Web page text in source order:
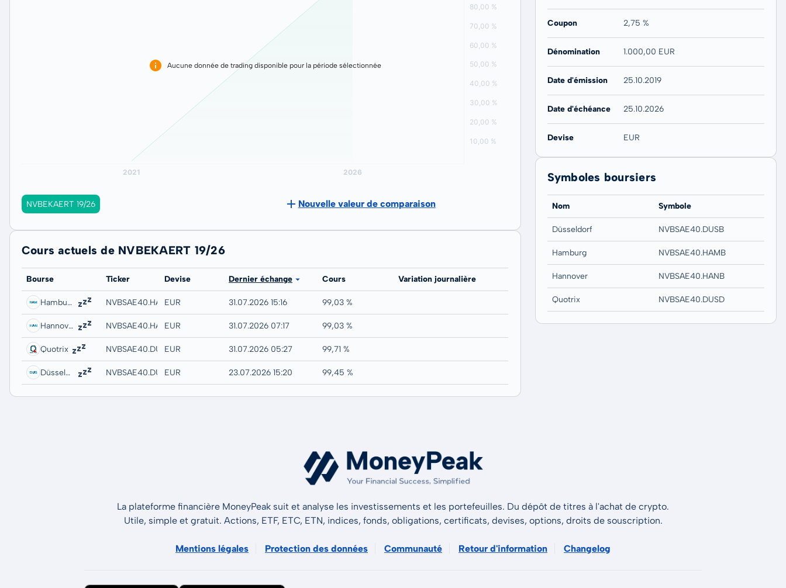
Aucune donnée de trading disponible pour la période sélectionnée
NVBEKAERT 19/26 Nouvelle valeur de comparaison
Cours actuels de NVBEKAERT 19/26
Bourse Ticker Devise Dernier échange Cours Variation journalière
Hamburg NVBSAE40.HAMBEUR 31.07.2026 15:16 99,03 %
Hannover NVBSAE40.HANBEUR 31.07.2026 07:17 99,03 %
Quotrix NVBSAE40.DUSDEUR 31.07.2026 05:27 99,71 %
Düsseldorf NVBSAE40.DUSBEUR 23.07.2026 15:20 99,45 %
Coupon 2,75 %
Dénomination 1.000,00 EUR
Date d'émission 25.10.2019
Date d'échéance 25.10.2026
Devise EUR
Symboles boursiers
Nom Symbole
Düsseldorf NVBSAE40.DUSB
Hamburg NVBSAE40.HAMB
Hannover NVBSAE40.HANB
Quotrix NVBSAE40.DUSD
La plateforme financière MoneyPeak suit et analyse les investissements et les portefeuilles. Du dépôt de titres à l'achat de crypto.
Utile, simple et gratuit. Actions, ETF, ETC, ETN, indices, fonds, obligations, certificats, devises, options, droits de souscription.
Mentions légales Protection des données Communauté Retour d'information Changelog